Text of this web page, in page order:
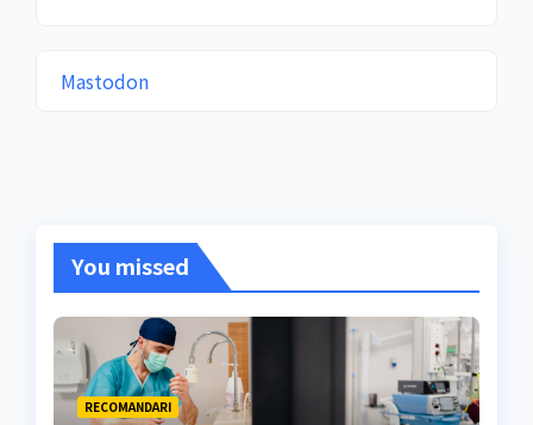
Mastodon
You missed
RECOMANDARI